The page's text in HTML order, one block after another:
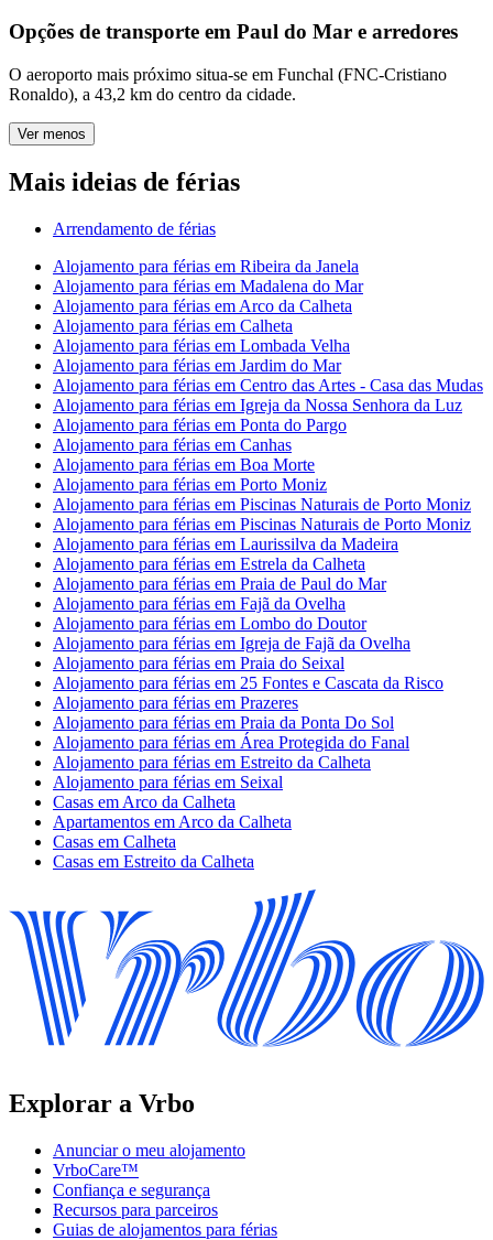
Opções de transporte em Paul do Mar e arredores
O aeroporto mais próximo situa-se em Funchal (FNC-Cristiano
Ronaldo), a 43,2 km do centro da cidade.
Ver menos
Mais ideias de férias
Arrendamento de férias
Alojamento para férias em Ribeira da Janela
Alojamento para férias em Madalena do Mar
Alojamento para férias em Arco da Calheta
Alojamento para férias em Calheta
Alojamento para férias em Lombada Velha
Alojamento para férias em Jardim do Mar
Alojamento para férias em Centro das Artes - Casa das Mudas
Alojamento para férias em Igreja da Nossa Senhora da Luz
Alojamento para férias em Ponta do Pargo
Alojamento para férias em Canhas
Alojamento para férias em Boa Morte
Alojamento para férias em Porto Moniz
Alojamento para férias em Piscinas Naturais de Porto Moniz
Alojamento para férias em Piscinas Naturais de Porto Moniz
Alojamento para férias em Laurissilva da Madeira
Alojamento para férias em Estrela da Calheta
Alojamento para férias em Praia de Paul do Mar
Alojamento para férias em Fajã da Ovelha
Alojamento para férias em Lombo do Doutor
Alojamento para férias em Igreja de Fajã da Ovelha
Alojamento para férias em Praia do Seixal
Alojamento para férias em 25 Fontes e Cascata da Risco
Alojamento para férias em Prazeres
Alojamento para férias em Praia da Ponta Do Sol
Alojamento para férias em Área Protegida do Fanal
Alojamento para férias em Estreito da Calheta
Alojamento para férias em Seixal
Casas em Arco da Calheta
Apartamentos em Arco da Calheta
Casas em Calheta
Casas em Estreito da Calheta
Explorar a Vrbo
Anunciar o meu alojamento
VrboCare™
Confiança e segurança
Recursos para parceiros
Guias de alojamentos para férias